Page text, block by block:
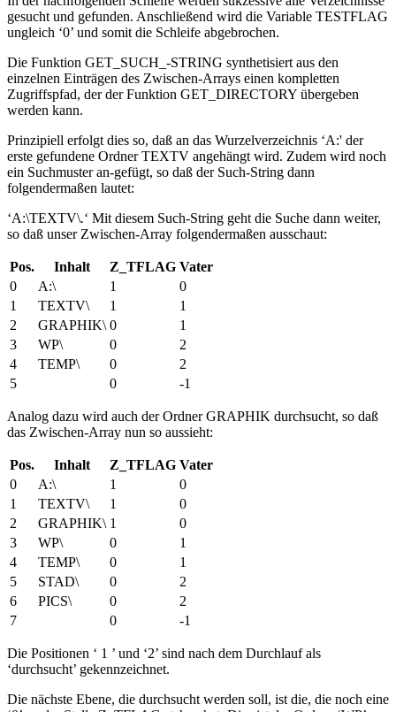
gesucht und gefunden. Anschließend wird die Variable TESTFLAG
ungleich ‘0’ und somit die Schleife abgebrochen.
Die Funktion GET_SUCH_-STRING synthetisiert aus den
einzelnen Einträgen des Zwischen-Arrays einen kompletten
Zugriffspfad, der der Funktion GET_DIRECTORY übergeben
werden kann.
Prinzipiell erfolgt dies so, daß an das Wurzelverzeichnis ‘A:' der
erste gefundene Ordner TEXTV angehängt wird. Zudem wird noch
ein Suchmuster an-gefügt, so daß der Such-String dann
folgendermaßen lautet:
‘A:\TEXTV\.‘ Mit diesem Such-String geht die Suche dann weiter,
so daß unser Zwischen-Array folgendermaßen ausschaut:
Pos. Inhalt Z_TFLAG Vater
0
A:\ 1
0
1
TEXTV\ 1
1
2
GRAPHIK\ 0
1
3
WP\ 0
2
4
TEMP\ 0
2
5
0 -1
Analog dazu wird auch der Ordner GRAPHIK durchsucht, so daß
das Zwischen-Array nun so aussieht:
Pos. Inhalt Z_TFLAG Vater
0
A:\ 1
0
1
TEXTV\ 1
0
2
GRAPHIK\ 1
0
3
WP\ 0
1
4
TEMP\ 0
1
5
STAD\ 0
2
6
PICS\ 0
2
7
0 -1
Die Positionen ‘ 1 ’ und ‘2’ sind nach dem Durchlauf als
‘durchsucht’ gekennzeichnet.
Die nächste Ebene, die durchsucht werden soll, ist die, die noch eine